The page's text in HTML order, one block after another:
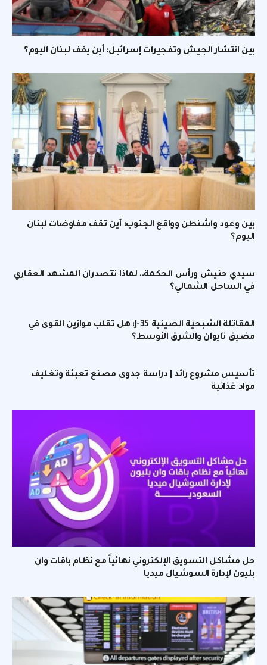
بين انتشار الجيش وتفجيرات إسرائيل: أين يقف لبنان اليوم؟
بين وعود واشنطن وواقع الجنوب: أين تقف مفاوضات لبنان
اليوم؟
سيدي حنيش ورأس الحكمة.. لماذا تتصدران المشهد العقاري
في الساحل الشمالي؟
المقاتلة الشبحية الصينية J-35: هل تقلب موازين القوى في
مضيق تايوان والشرق الأوسط؟
تأسيس مشروع رائد | دراسة جدوى مصنع تعبئة وتغليف
مواد غذائية
حل مشاكل التسويق الإلكتروني نهائياً مع نظام باقات وان
بليون لإدارة السوشيال ميديا